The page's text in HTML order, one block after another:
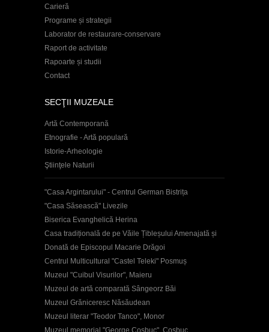
Carieră
Programe și strategii
Laborator de restaurare-conservare
Raport de activitate
Rapoarte și studii
Contact
SECŢII MUZEALE
Artă Contemporană
Etnografie - Artă populară
Istorie-Arheologie
Ştiinţele Naturii
"Casa Argintarului" - Centrul German Bistrița
"Casa Săsească" Livezile
Biserica Evanghelică Herina
Casa tradițională de pe Văile Țibleșului Amenajată și
Donată de Episcopul Macarie Drăgoi
Centrul Multicultural "Castel Teleki" Posmuș
Muzeul "Cuibul Visurilor", Maieru
Muzeul de artă comparată Sângeorz Băi
Muzeul Grăniceresc Năsăudean
Muzeul literar "Teodor Tanco", Monor
Muzeul memorial "George Coşbuc", Coşbuc